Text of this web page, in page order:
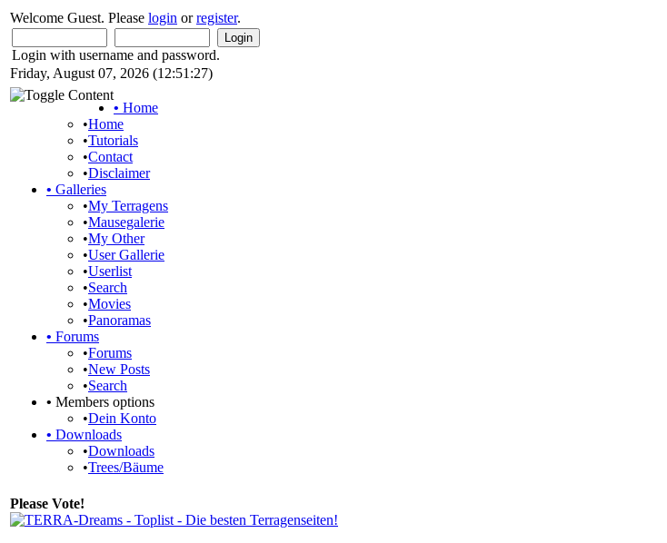
Welcome Guest. Please login orregister.
Login with username and password.
Friday, August 07, 2026 (12:51:27)
• Home
•Home
•Tutorials
•Contact
•Disclaimer
• Galleries
•My Terragens
•Mausegalerie
•My Other
•User Gallerie
•Userlist
•Search
•Movies
•Panoramas
• Forums
•Forums
•New Posts
•Search
• Members options
•Dein Konto
• Downloads
•Downloads
•Trees/Bäume
Please Vote!